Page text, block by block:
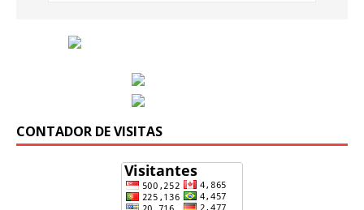
CONTADOR DE VISITAS